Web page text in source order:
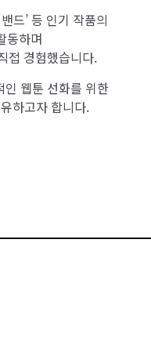
드’ 등 인기 작품의
동하며
접 경험했습니다.
웹툰 선화를 위한
하고자 합니다.